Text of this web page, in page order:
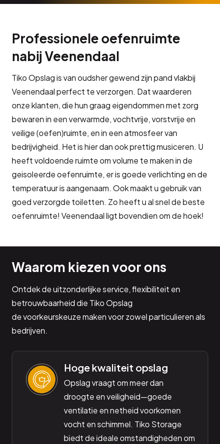
Professionele oefenruimte
nabij Veenendaal
Tiko Opslag is van oudsher gewend zijn pand vlakbij
Veenendaal perfect te verzorgen. Dat waarderen
onze klanten, die hun graag eigendommen met zorg
bewaren in een verwarmde, vochtvrije, vorstvrije en
veilige (oefen)ruimte, en in een atmosfeer van
bedrijvigheid. Het is hier dan ook prettig musiceren. U
heeft voldoende ruimte om volume te maken in de
geisoleerde oefenruimte, er is goede verlichting en de
temperatuur is aangenaam. Ook maakt u gebruik van
goed verzorgde toiletten. Zo heeft u al snel de beste
oefenruimte! Veenendaal ligt bovendien om de hoek!
Waarom kiezen voor ons
Ontdek de uitzonderlijke service, flexibiliteit en
betrouwbaarheid die Tiko Opslag
de voorkeurskeuze maken voor zowel particulieren als
bedrijven.
Hoge kwaliteit opslag
Opslag vraagt om meer dan
droogte en veiligheid—goede
ventilatie en netheid voorkomen
vocht en schimmel. Tiko Storage
biedt de ideale omstandigheden om